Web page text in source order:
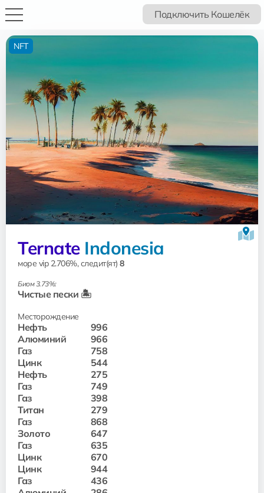
Подключить Кошелёк
Ternate Indonesia
море vip 2.706%, следит(ят) 8
Биом 3.73%:
Чистые пески 🏝️
Месторождение
Нефть
996
Алюминий
966
Газ
758
Цинк
544
Нефть
275
Газ
749
Газ
398
Титан
279
Газ
868
Золото
647
Газ
635
Цинк
670
Цинк
944
Газ
436
NFT